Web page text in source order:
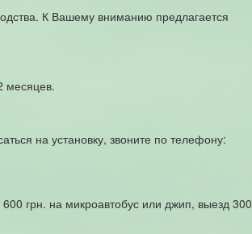
К Вашему вниманию предлагается
месяцев.
на установку, звоните по телефону:
600 грн. на микроавтобус или джип, выезд 300